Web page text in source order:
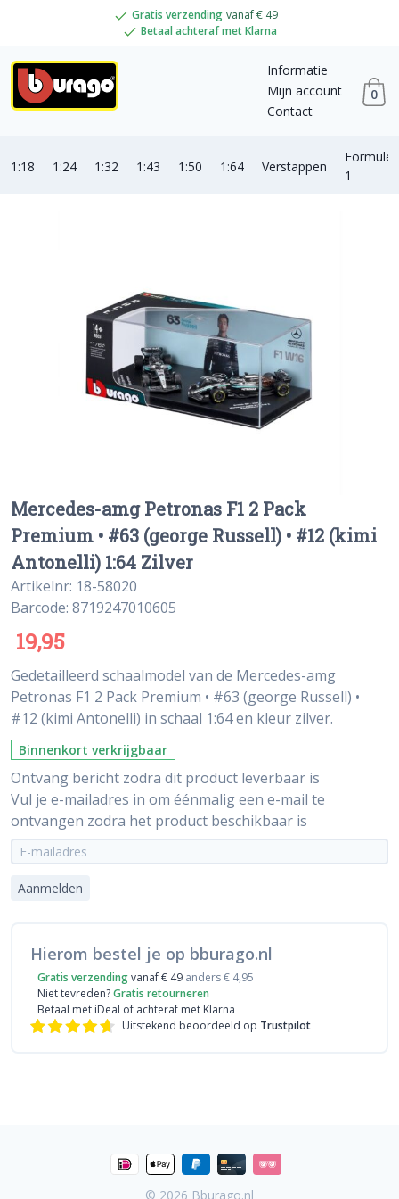
Gratis verzending vanaf € 49
Betaal achteraf met Klarna
Informatie
Mijn account
Contact
0
1:18 1:24 1:32 1:43 1:50 1:64 Verstappen
Formule
1
Mercedes-amg Petronas F1 2 Pack
Premium • #63 (george Russell) • #12 (kimi
Antonelli) 1:64 Zilver
Artikelnr: 18-58020
Barcode: 8719247010605
19,95
Gedetailleerd schaalmodel van de Mercedes-amg
Petronas F1 2 Pack Premium • #63 (george Russell) •
#12 (kimi Antonelli) in schaal 1:64 en kleur zilver.
Binnenkort verkrijgbaar
Ontvang bericht zodra dit product leverbaar is
Vul je e-mailadres in om éénmalig een e-mail te
ontvangen zodra het product beschikbaar is
Aanmelden
Hierom bestel je op bburago.nl
Gratis verzendingvanaf € 49 anders € 4,95
Niet tevreden?Gratis retourneren
Betaal met iDeal of achteraf met Klarna
Uitstekend beoordeeld op Trustpilot
© 2026 Bburago.nl